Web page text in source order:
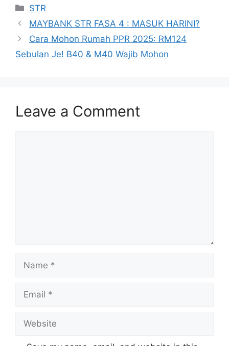
Categories
STR
MAYBANK STR FASA 4 : MASUK HARINI?
Cara Mohon Rumah PPR 2025: RM124
Sebulan Je! B40 & M40 Wajib Mohon
Leave a Comment